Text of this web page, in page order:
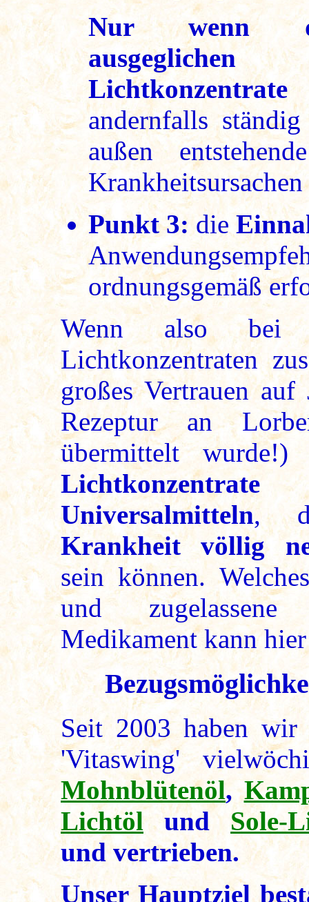
Nur wenn
andernfalls
außen
Punkt 3:die
ordnungsgemäß
Wenn also bei
Lichtkonzentraten
großes Vertrauen
Rezeptur an
übermittelt wurde!)
Universalmitteln,
Krankheit völlig
sein können.
und zugelassene
Medikament kann
Seit 2003 haben
'Vitaswing'
Mohnblütenöl,
Lichtölund Sole-
und vertrieben.
UnserHauptziel